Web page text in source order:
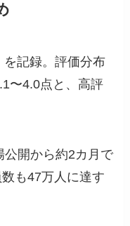
を記録。評価分布
〜4.0点と、高評
公開から約2カ月で
も47万人に達す